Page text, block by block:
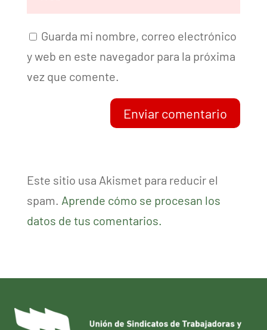
Guarda mi nombre, correo electrónico
y web en este navegador para la próxima
vez que comente.
Enviar comentario
Este sitio usa Akismet para reducir el
spam. Aprende cómo se procesan los
datos de tus comentarios.